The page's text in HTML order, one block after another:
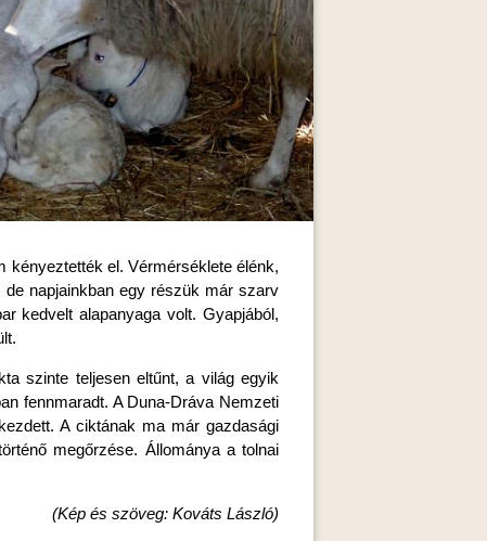
kényeztették el. Vérmérséklete élénk,
napjainkban egy részük már szarv
kedvelt alapanyaga volt. Gyapjából,
szinte teljesen eltűnt, a világ egyik
fennmaradt. A Duna-Dráva Nemzeti
A ciktának ma már gazdasági
megőrzése. Állománya a tolnai
(Kép és szöveg: Kováts László)